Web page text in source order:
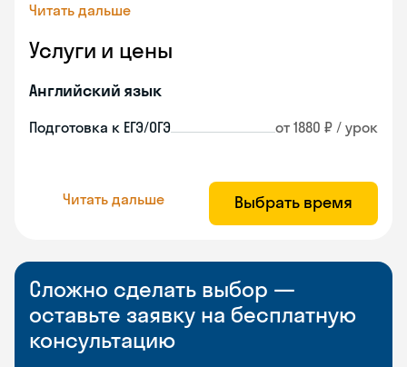
Читать дальше
Услуги и цены
Английский язык
Подготовка к ЕГЭ/ОГЭ от 1880 ₽ / урок
Читать дальше Выбрать время
Сложно сделать выбор —
оставьте заявку на бесплатную
консультацию